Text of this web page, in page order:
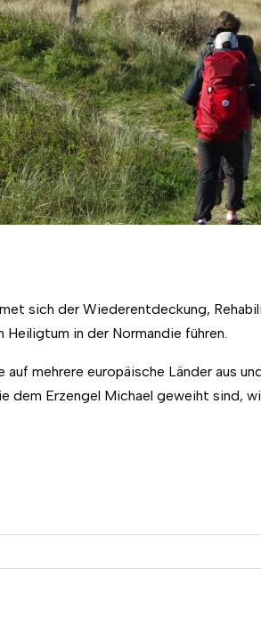
sich der Wiederentdeckung,
in der Normandie führen.
mehrere europäische Länder aus
Erzengel Michael geweiht sind,